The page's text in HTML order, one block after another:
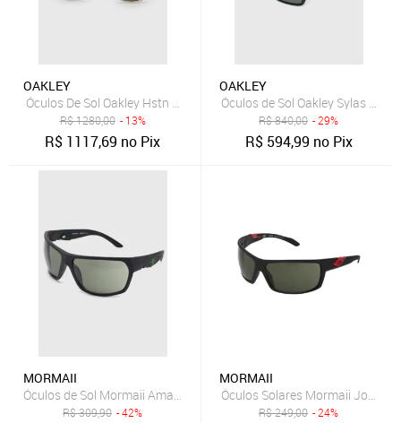
OAKLEY
Óculos De Sol Oakley Hstn Metal Cinza
R$1280,00 - 13%
R$ 1117,69 no Pix
OAKLEY
Óculos de Sol Oakley Sylas Preto
R$840,00 - 29%
R$ 594,99 no Pix
MORMAII
Óculos de Sol Mormaii Amazônia 2 Preto
R$309,90 - 42%
MORMAII
Óculos Solares Mormaii Joaca
R$249,00 - 24%